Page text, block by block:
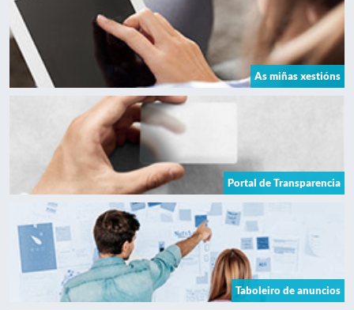
As miñas xestións
Portal de Transparencia
Taboleiro de anuncios